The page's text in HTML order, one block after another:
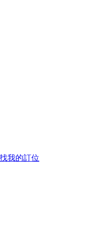
我的訂位